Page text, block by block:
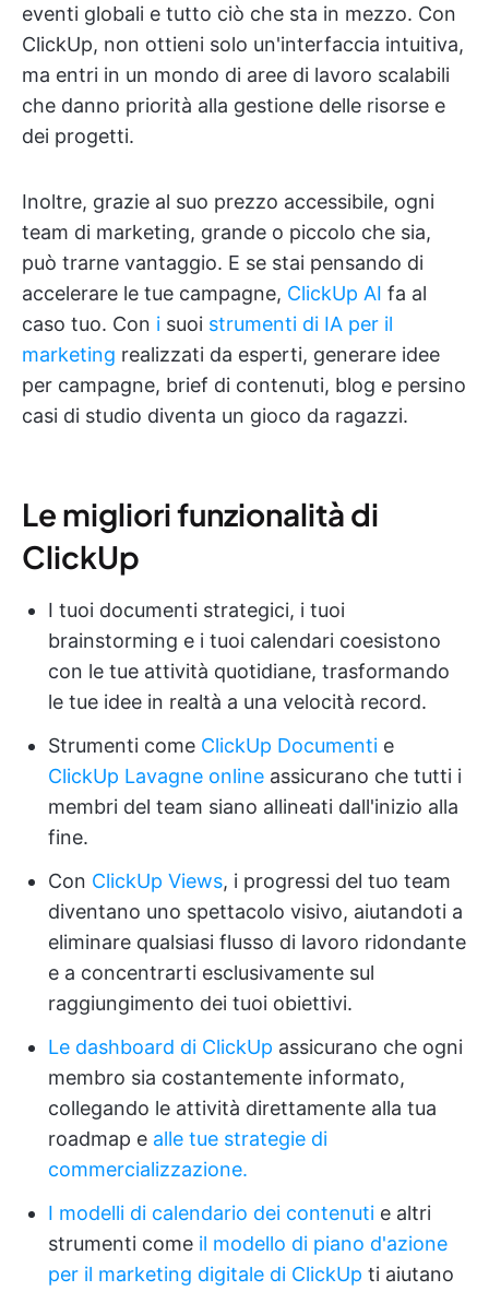
eventi globali e tutto ciò che sta in mezzo. Con
ClickUp, non ottieni solo un'interfaccia intuitiva,
ma entri in un mondo di aree di lavoro scalabili
che danno priorità alla gestione delle risorse e
dei progetti.
Inoltre, grazie al suo prezzo accessibile, ogni
team di marketing, grande o piccolo che sia,
può trarne vantaggio. E se stai pensando di
accelerare le tue campagne, ClickUp AI fa al
caso tuo. Con i suoi strumenti di IA per il
marketing realizzati da esperti, generare idee
per campagne, brief di contenuti, blog e persino
casi di studio diventa un gioco da ragazzi.
Le migliori funzionalità di
ClickUp
I tuoi documenti strategici, i tuoi
brainstorming e i tuoi calendari coesistono
con le tue attività quotidiane, trasformando
le tue idee in realtà a una velocità record.
Strumenti come ClickUp Documenti e
ClickUp Lavagne online assicurano che tutti i
membri del team siano allineati dall'inizio alla
fine.
Con ClickUp Views, i progressi del tuo team
diventano uno spettacolo visivo, aiutandoti a
eliminare qualsiasi flusso di lavoro ridondante
e a concentrarti esclusivamente sul
raggiungimento dei tuoi obiettivi.
Le dashboard di ClickUp assicurano che ogni
membro sia costantemente informato,
collegando le attività direttamente alla tua
roadmap e alle tue strategie di
commercializzazione.
I modelli di calendario dei contenuti e altri
strumenti come il modello di piano d'azione
per il marketing digitale di ClickUp ti aiutano